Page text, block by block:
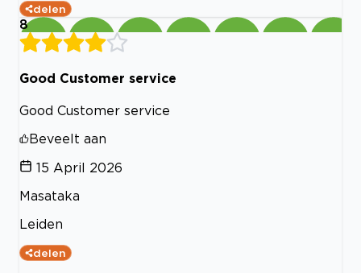
delen
8
Good Customer service
Good Customer service
Beveelt aan
15 April 2026
Masataka
Leiden
delen